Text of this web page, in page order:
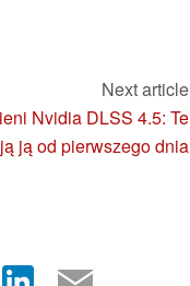
Next article
Nvidia DLSS 4.5: Te
ją od pierwszego dnia